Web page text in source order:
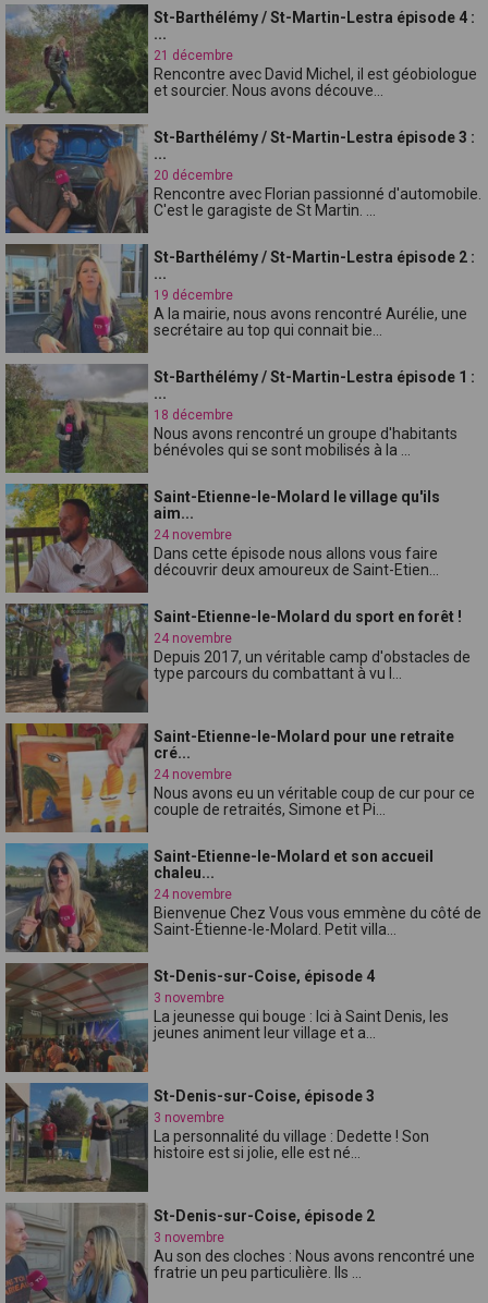
St-Barthélémy / St-Martin-Lestra épisode 4 :
...
21 décembre
Rencontre avec David Michel, il est géobiologue
et sourcier. Nous avons découve...
St-Barthélémy / St-Martin-Lestra épisode 3 :
...
20 décembre
Rencontre avec Florian passionné d'automobile.
C'est le garagiste de St Martin. ...
St-Barthélémy / St-Martin-Lestra épisode 2 :
...
19 décembre
A la mairie, nous avons rencontré Aurélie, une
secrétaire au top qui connait bie...
St-Barthélémy / St-Martin-Lestra épisode 1 :
...
18 décembre
Nous avons rencontré un groupe d'habitants
bénévoles qui se sont mobilisés à la ...
Saint-Etienne-le-Molard le village qu'ils
aim...
24 novembre
Dans cette épisode nous allons vous faire
découvrir deux amoureux de Saint-Etien...
Saint-Etienne-le-Molard du sport en forêt !
24 novembre
Depuis 2017, un véritable camp d'obstacles de
type parcours du combattant à vu l...
Saint-Etienne-le-Molard pour une retraite
cré...
24 novembre
Nous avons eu un véritable coup de cur pour ce
couple de retraités, Simone et Pi...
Saint-Etienne-le-Molard et son accueil
chaleu...
24 novembre
Bienvenue Chez Vous vous emmène du côté de
Saint-Étienne-le-Molard. Petit villa...
St-Denis-sur-Coise, épisode 4
3 novembre
La jeunesse qui bouge : Ici à Saint Denis, les
jeunes animent leur village et a...
St-Denis-sur-Coise, épisode 3
3 novembre
La personnalité du village : Dedette ! Son
histoire est si jolie, elle est né...
St-Denis-sur-Coise, épisode 2
3 novembre
Au son des cloches : Nous avons rencontré une
fratrie un peu particulière. Ils ...